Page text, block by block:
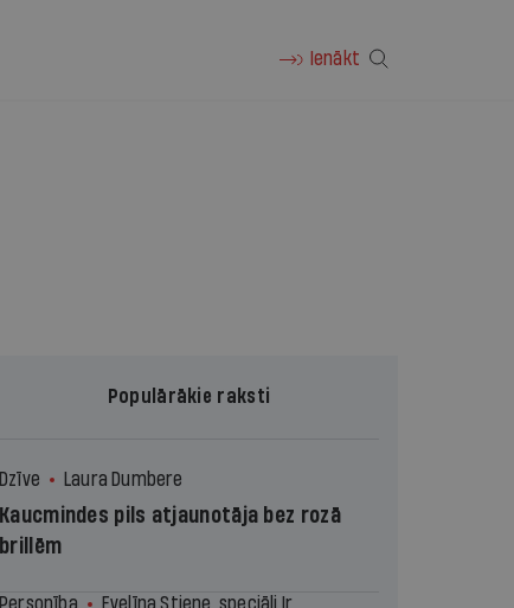
Ienākt
Populārākie raksti
Dzīve Laura Dumbere
Kaucmindes pils atjaunotāja bez rozā
brillēm
Personība Evelīna Stiene, speciāli Ir